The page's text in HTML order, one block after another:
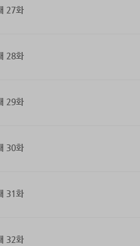
27화
28화
29화
30화
31화
32화